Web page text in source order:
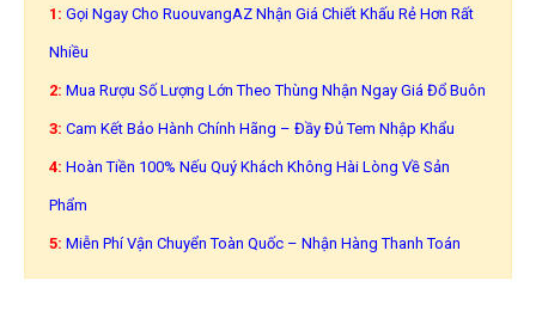
1: Gọi Ngay Cho RuouvangAZ Nhận Giá Chiết Khấu Rẻ Hơn Rất
Nhiều
2: Mua Rượu Số Lượng Lớn Theo Thùng Nhận Ngay Giá Đổ Buôn
3: Cam Kết Bảo Hành Chính Hãng – Đầy Đủ Tem Nhập Khẩu
4: Hoàn Tiền 100% Nếu Quý Khách Không Hài Lòng Về Sản
Phẩm
5: Miễn Phí Vận Chuyển Toàn Quốc – Nhận Hàng Thanh Toán